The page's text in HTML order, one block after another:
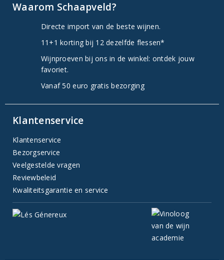
Waarom Schaapveld?
Directe import van de beste wijnen.
11+1 korting bij 12 dezelfde flessen*
Wijnproeven bij ons in de winkel: ontdek jouw
favoriet.
Vanaf 50 euro gratis bezorging
Klantenservice
Klantenservice
Bezorgservice
Veelgestelde vragen
Reviewbeleid
Kwaliteitsgarantie en service